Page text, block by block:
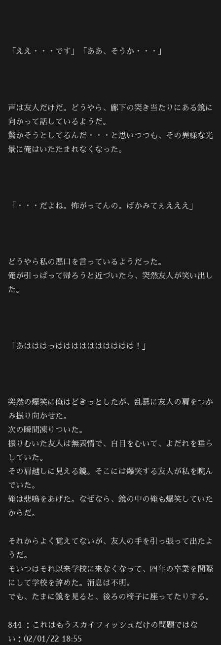
「ええ・・・です」「ああ、そうか・・・」
声は友人だけだ。どうやら、廊下の突き当たりにある鏡に
向かって話しているようだ。
驚かそうとしてるんだ・・・と思いつつも、その異様な光
景に俺はいたたまれなくなった。
「・・・だよね。怖がってんの。ばかみてぇえええ」
どうやら私の悪口を言っているようだった。
俺が引っぱって帰ろうと近づいたら、突然友人が笑い出し
た。
「あはははっはははははははははは！」
突然の爆笑に俺はどきっとしたが、乱暴に友人の肩をつか
み振り向かせた。
次の瞬間凍りついた。
振りむいた友人は無表情で、白目をむいて、よだれを垂ら
していた。
その肩越しに見える鏡。そこには爆笑する友人が私を睨ん
でいた。
俺は悲鳴をあげた。なぜなら、鏡の中の俺も爆笑していた
からだ。
それからよく覚えてないが、友人の手を引っ張って出たよ
うだ。
そいつはそれ以来学校に来なくなって、四年の卒業を間際
にして学校を辞めた。消息は不明。
でも、たまに鏡を見ると、後ろの椅子に座ってたりする。
844 ：これはもうスカイフィッシュだけの問題ではな
い：02/01/22 18:55